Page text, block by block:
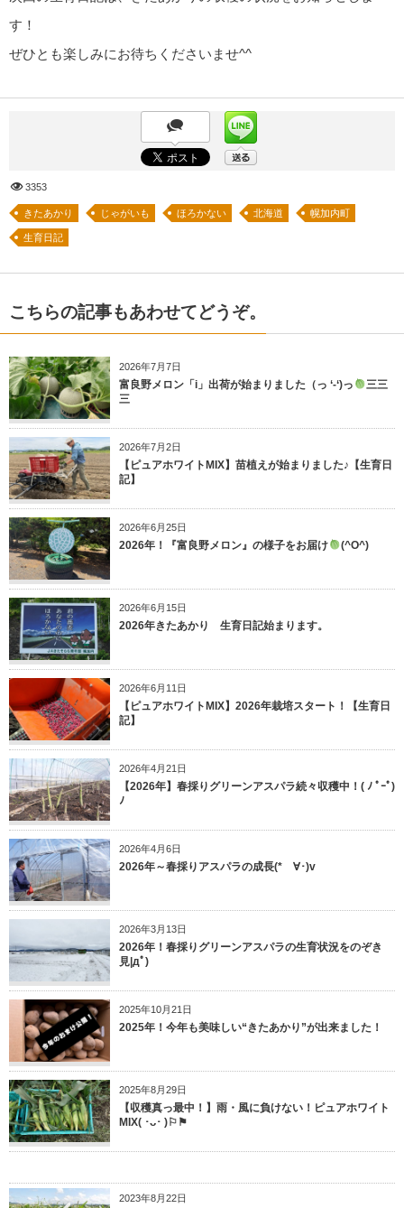
す！
ぜひとも楽しみにお待ちくださいませ^^
3353
きたあかり じゃがいも ほろかない 北海道 幌加内町
生育日記
こちらの記事もあわせてどうぞ。
2026年7月7日
富良野メロン「i」出荷が始まりました（っ ‘-‘)っ
三三
三
2026年7月2日
【ピュアホワイトMIX】苗植えが始まりました♪【生育日
記】
2026年6月25日
2026年！『富良野メロン』の様子をお届け (^O^)
2026年6月15日
2026年きたあかり 生育日記始まります。
2026年6月11日
【ピュアホワイトMIX】2026年栽培スタート！【生育日
記】
2026年4月21日
【2026年】春採りグリーンアスパラ続々収穫中！( ﾉ ﾟｰﾟ)
ﾉ
2026年4月6日
2026年～春採りアスパラの成長(*ゝ∀･)v
2026年3月13日
2026年！春採りグリーンアスパラの生育状況をのぞき
見|дﾟ)
2025年10月21日
2025年！今年も美味しい“きたあかり”が出来ました！
2025年8月29日
【収穫真っ最中！】雨・風に負けない！ピュアホワイト
MIX( ･ᴗ･ )⚐⚑
2023年8月22日